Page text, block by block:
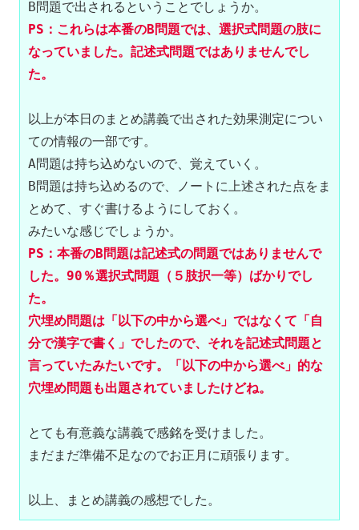
PS：これらは本番のB問題では、選択式問題の肢に
なっていました。記述式問題ではありませんでし
た。
以上が本日のまとめ講義で出された効果測定につい
ての情報の一部です。
A問題は持ち込めないので、覚えていく。
B問題は持ち込めるので、ノートに上述された点をま
とめて、すぐ書けるようにしておく。
PS：本番のB問題は記述式の問題ではありませんで
した。90％選択式問題（５肢択一等）ばかりでし
た。
穴埋め問題は「以下の中から選べ」ではなくて「自
分で漢字で書く」でしたので、それを記述式問題と
言っていたみたいです。
「以下の中から選べ」 的な
とても有意義な講義で感銘を受けました。
まだまだ準備不足なのでお正月に頑張ります。
以上、まとめ講義の感想でした。